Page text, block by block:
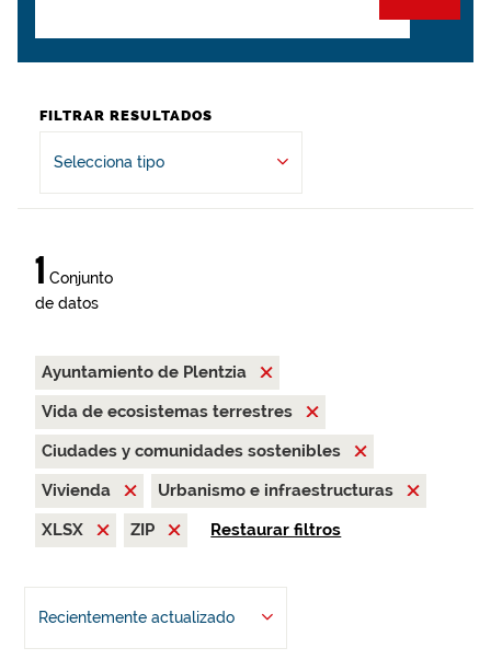
FILTRAR RESULTADOS
Selecciona tipo
1 Conjunto
de datos
Ayuntamiento de Plentzia
Vida de ecosistemas terrestres
Ciudades y comunidades sostenibles
Vivienda
Urbanismo e infraestructuras
XLSX
ZIP Restaurar filtros
Recientemente actualizado